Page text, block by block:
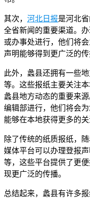
其次， 河北日报是河北
全省新闻的重要渠道。
或办事处进行，他们将
声明能够得到更广泛的传
此外，蠡县还拥有一些
等。这些报纸主要关注
蠡县地方动态的重要来
编辑部进行，他们将会
能够在本地获得更多的关
除了传统的纸质报纸，
媒体平台可以办理登报
等，这些平台提供了更
现更广泛的传播。
总结起来，蠡县有许多